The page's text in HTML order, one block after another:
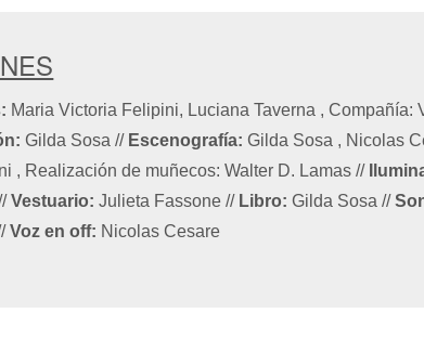
Maria Victoria Felipini, Luciana Taverna , Compañía:
Gilda Sosa// Escenografía: Gilda Sosa , Nicolas
, Realización de muñecos: Walter D. Lamas//
Vestuario: Julieta Fassone// Libro: Gilda Sosa//
Voz en off: Nicolas Cesare